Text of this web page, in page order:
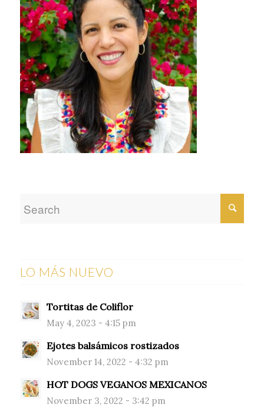
LO MÁS NUEVO
Tortitas de Coliflor
May 4, 2023 - 4:15 pm
Ejotes balsámicos rostizados
November 14, 2022 - 4:32 pm
HOT DOGS VEGANOS MEXICANOS
November 3, 2022 - 3:42 pm